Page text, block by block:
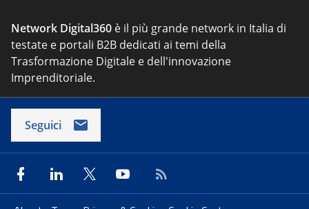
Network Digital360 è il più grande network in Italia di
testate e portali B2B dedicati ai temi della
Trasformazione Digitale e dell'innovazione
Imprenditoriale.
Seguici